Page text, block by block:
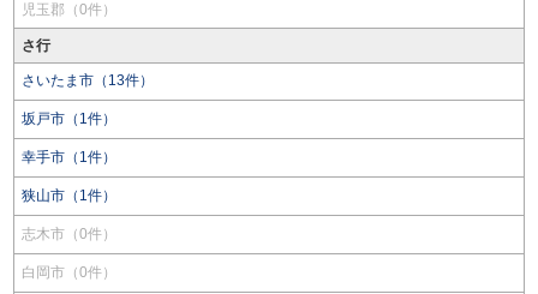
児玉郡（0件）
さ行
さいたま市（13件）
坂戸市（1件）
幸手市（1件）
狭山市（1件）
志木市（0件）
白岡市（0件）